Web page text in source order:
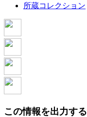
所蔵コレクション
この情報を出力する